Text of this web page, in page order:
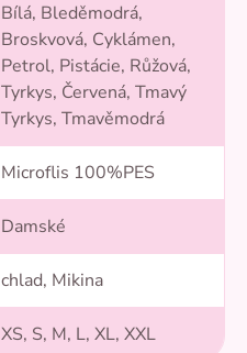
Bílá, Bleděmodrá,
Broskvová, Cyklámen,
Petrol, Pistácie, Růžová,
Tyrkys, Červená, Tmavý
Tyrkys, Tmavěmodrá
Microflis 100%PES
Damské
chlad, Mikina
XS, S, M, L, XL, XXL